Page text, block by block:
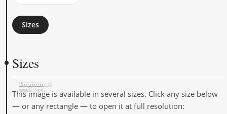
Sizes
Sizes
Original
1000 × 474
Medium
500 × 237
Thumbnail
205 × 205
This image is available in several sizes. Click any size below
— or any rectangle — to open it at full resolution: